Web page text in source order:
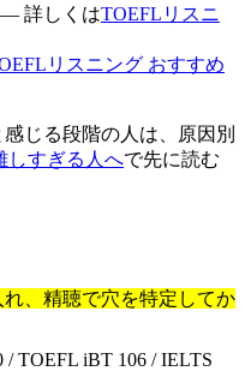
― 詳しくはTOEFLリスニ
リスニング おすすめ
じる段階の人は、原因別
しすぎる人へで先に読む
、精聴で穴を特定してか
/ TOEFL iBT 106 / IELTS